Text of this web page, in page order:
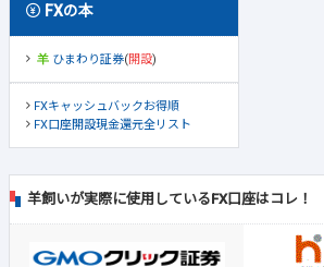
FXの本
ひまわり証券(開設)
FXキャッシュバックお得順
FX口座開設現金還元全リスト
羊飼いが実際に使用しているFX口座はコレ！